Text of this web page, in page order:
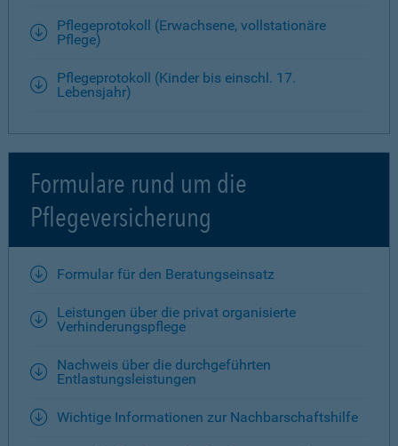
Pflegeprotokoll (Erwachsene, vollstationäre
Pflege)
Pflegeprotokoll (Kinder bis einschl. 17.
Lebensjahr)
Formulare rund um die
Pflegeversicherung
Formular für den Beratungseinsatz
Leistungen über die privat organisierte
Verhinderungspflege
Nachweis über die durchgeführten
Entlastungsleistungen
Wichtige Informationen zur Nachbarschaftshilfe